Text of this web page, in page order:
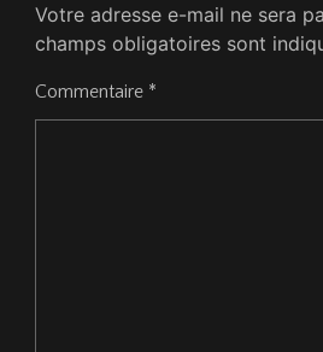
Votre adresse e-mail ne sera
champs obligatoires sont
Commentaire *